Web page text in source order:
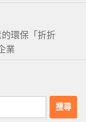
環保「折折
業